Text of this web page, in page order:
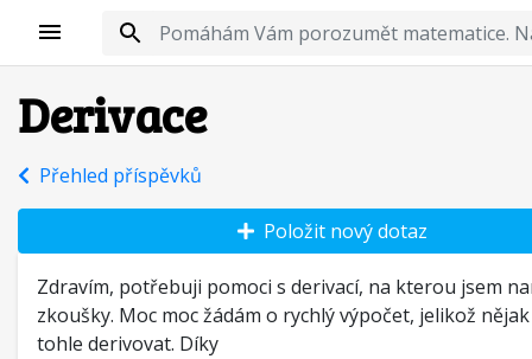
Derivace
Přehled příspěvků
Zdravím, potřebuji pomoci s derivací, na kterou jsem
zkoušky. Moc moc žádám o rychlý výpočet, jelikož
tohle derivovat. Díky
Položit nový dotaz